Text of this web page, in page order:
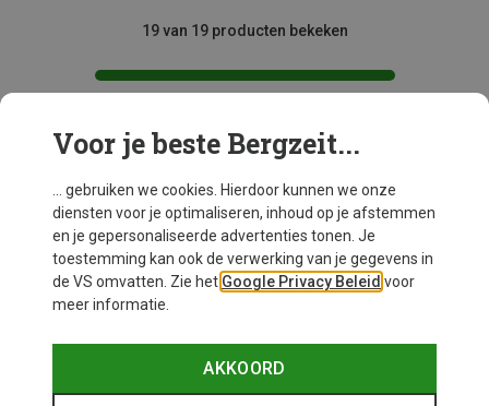
19 van 19 producten bekeken
Mogelijk interessant voor je
Voor je beste Bergzeit...
... gebruiken we cookies. Hierdoor kunnen we onze
diensten voor je optimaliseren, inhoud op je afstemmen
en je gepersonaliseerde advertenties tonen. Je
toestemming kan ook de verwerking van je gegevens in
de VS omvatten. Zie het Google Privacy Beleid voor
meer informatie.
AKKOORD